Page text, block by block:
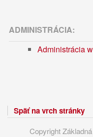
ADMINISTRÁCIA:
Administrácia
Späť na vrch stránky
Copyright